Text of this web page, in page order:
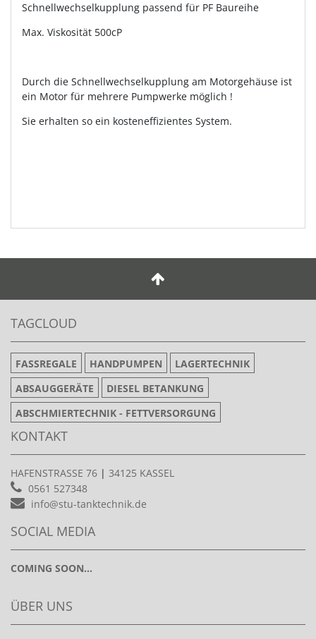
Schnellwechselkupplung passend für PF Baureihe
Max. Viskosität 500cP
Durch die Schnellwechselkupplung am Motorgehäuse ist
ein Motor für mehrere Pumpwerke möglich !
Sie erhalten so ein kosteneffizientes System.
TAGCLOUD
FASSREGALE HANDPUMPEN
LAGERTECHNIK
ABSAUGGERÄTE
DIESEL BETANKUNG
ABSCHMIERTECHNIK - FETTVERSORGUNG
KONTAKT
HAFENSTRASSE 76 | 34125 KASSEL
0561 527348
info@stu-tanktechnik.de
SOCIAL MEDIA
COMING SOON...
ÜBER UNS